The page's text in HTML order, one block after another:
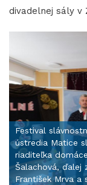
divadelnej sály v
Festival
ústredia Matice
riaditeľka
Šalachová, ďalej
František Mrva a